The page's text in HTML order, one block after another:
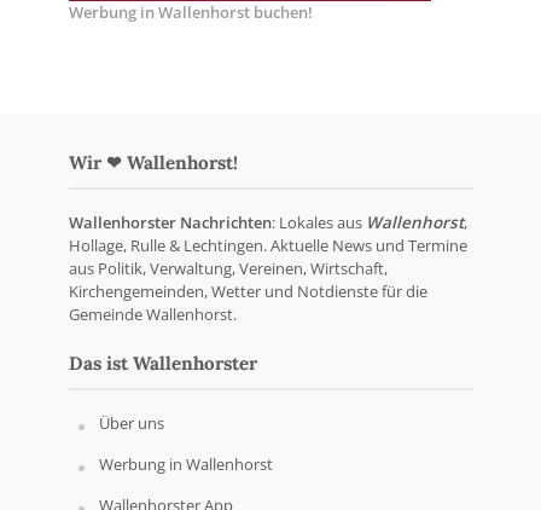
Werbung in Wallenhorst buchen!
Wir ❤ Wallenhorst!
Wallenhorster Nachrichten: Lokales aus Wallenhorst,
Hollage, Rulle & Lechtingen. Aktuelle News und Termine
aus Politik, Verwaltung, Vereinen, Wirtschaft,
Kirchengemeinden, Wetter und Notdienste für die
Gemeinde Wallenhorst.
Das ist Wallenhorster
Über uns
Werbung in Wallenhorst
Wallenhorster App